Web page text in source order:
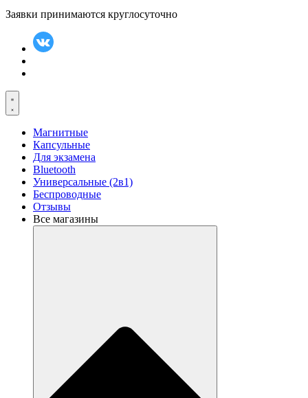
Заявки принимаются круглосуточно
Магнитные
Капсульные
Для экзамена
Bluetooth
Универсальные (2в1)
Беспроводные
Отзывы
Все магазины